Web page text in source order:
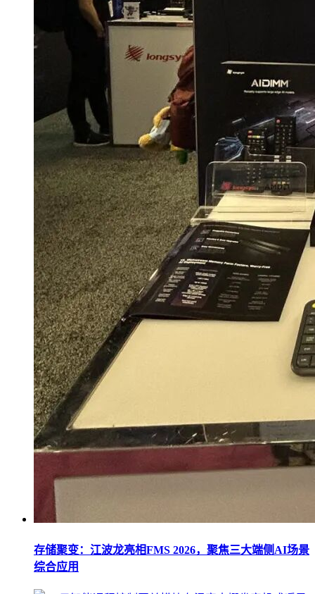
存储聚变：江波龙亮相FMS 2026，聚焦三大端侧AI场景
综合应用